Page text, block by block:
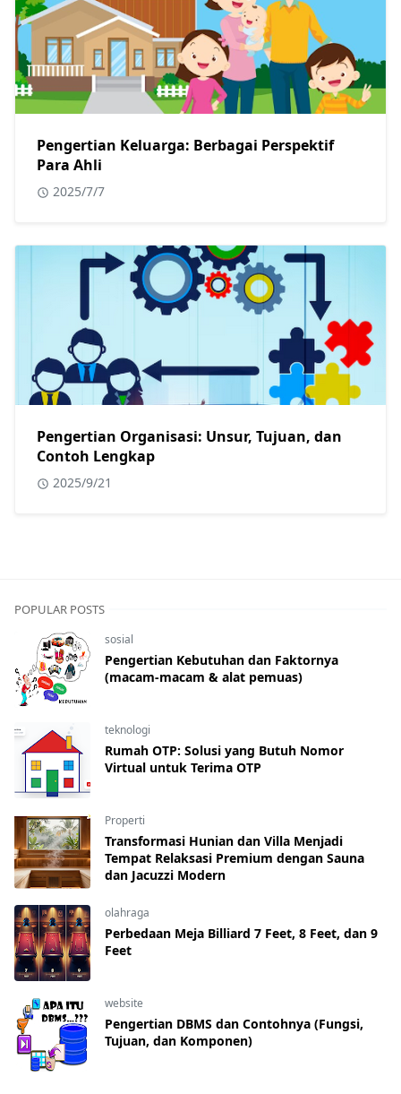
Pengertian Keluarga: Berbagai Perspektif
Para Ahli
2025/7/7
Pengertian Organisasi: Unsur, Tujuan, dan
Contoh Lengkap
2025/9/21
POPULAR POSTS
sosial
Pengertian Kebutuhan dan Faktornya
(macam-macam & alat pemuas)
teknologi
Rumah OTP: Solusi yang Butuh Nomor
Virtual untuk Terima OTP
Properti
Transformasi Hunian dan Villa Menjadi
Tempat Relaksasi Premium dengan Sauna
dan Jacuzzi Modern
olahraga
Perbedaan Meja Billiard 7 Feet, 8 Feet, dan 9
Feet
website
Pengertian DBMS dan Contohnya (Fungsi,
Tujuan, dan Komponen)